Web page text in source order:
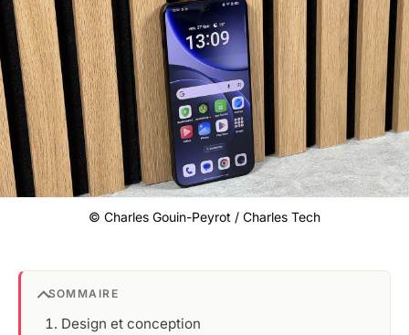
© Charles Gouin-Peyrot / Charles Tech
SOMMAIRE
Design et conception